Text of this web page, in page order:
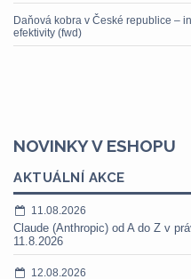
Daňová kobra v České republice –
efektivity (fwd)
NOVINKY V ESHOPU
AKTUÁLNÍ AKCE
11.08.2026
Claude (Anthropic) od A do Z v
11.8.2026
12.08.2026